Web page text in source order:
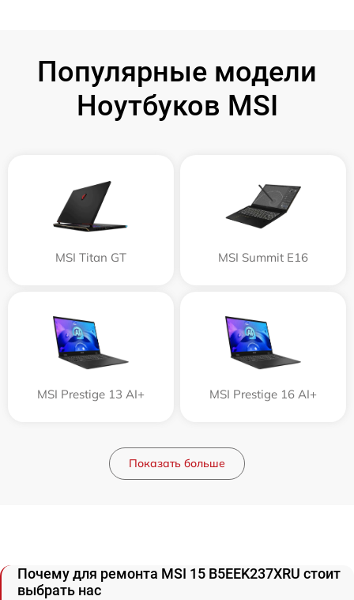
Популярные модели
Ноутбуков MSI
MSI Titan GT MSI Summit E16
MSI Prestige 13 AI+ MSI Prestige 16 AI+
Показать больше
Почему для ремонта MSI 15 B5EEK237XRU стоит
выбрать нас